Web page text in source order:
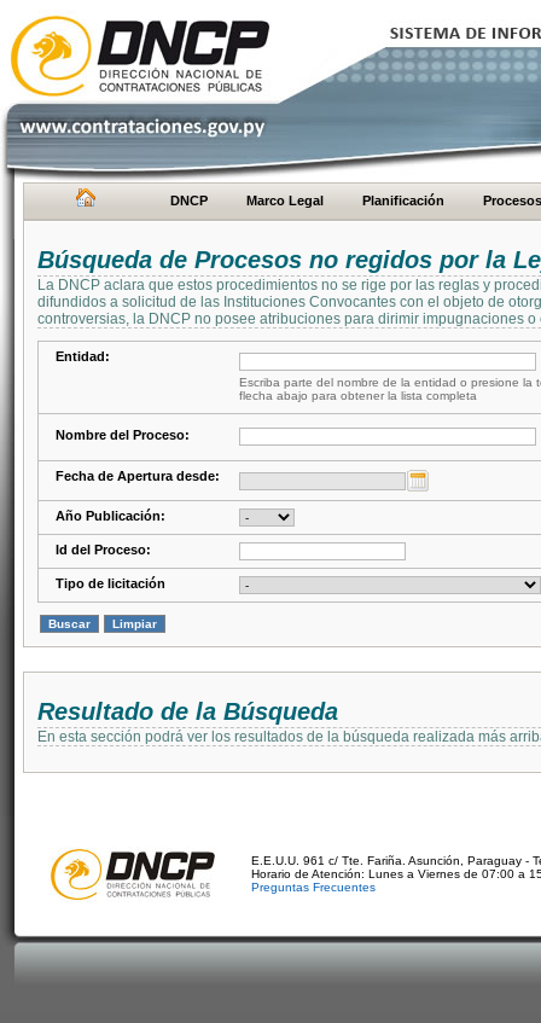
DNCP Marco Legal Planificación Procesos
Búsqueda de Procesos no regidos por la
La DNCP aclara que estos procedimientos no se rige por las reglas y
difundidos a solicitud de las Instituciones Convocantes con el objeto de
controversias, la DNCP no posee atribuciones para dirimir impugnaciones
Entidad:
Escriba parte del nombre de la entidad o presione la
flecha abajo para obtener la lista completa
Nombre del Proceso:
Fecha de Apertura desde:
Año Publicación:
Id del Proceso:
Tipo de licitación
Resultado de la Búsqueda
En esta sección podrá ver los resultados de la búsqueda realizada más
E.E.U.U. 961 c/ Tte. Fariña. Asunción, Paraguay -
Horario de Atención: Lunes a Viernes de 07:00 a
Preguntas Frecuentes